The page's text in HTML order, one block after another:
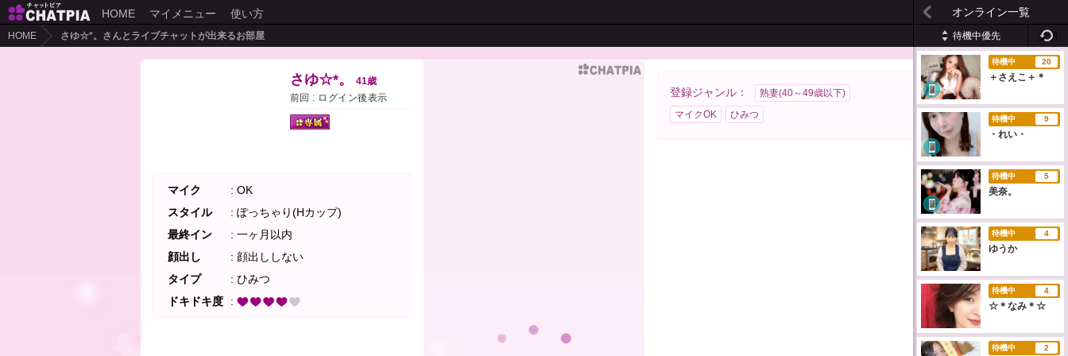
HOME マイメニュー 使い方
HOME さゆ☆*。さんとライブチャットが出来るお部屋
さゆ☆*。
41歳
前回 : ログイン後表示
マイク
: OK
スタイル
: ぽっちゃり(Hカップ)
最終イン
: 一ヶ月以内
顔出し
: 顔出ししない
タイプ
: ひみつ
ドキドキ度
:
登録ジャンル：
熟妻(40～49歳以下)
マイクOK
ひみつ
オンライン一覧
待機中優先 更新
待機中 20
＋さえこ＋＊
待機中 9
・れい・
待機中 5
美奈。
待機中 4
ゆうか
待機中 4
☆＊なみ＊☆
待機中 2